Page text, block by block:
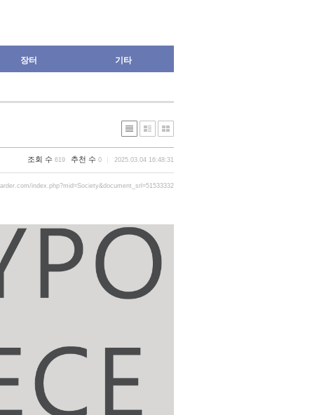
장터 기타
조회 수 619 추천 수 0 2025.03.04 16:48:31
index.php?mid=Society&document_srl=51533332